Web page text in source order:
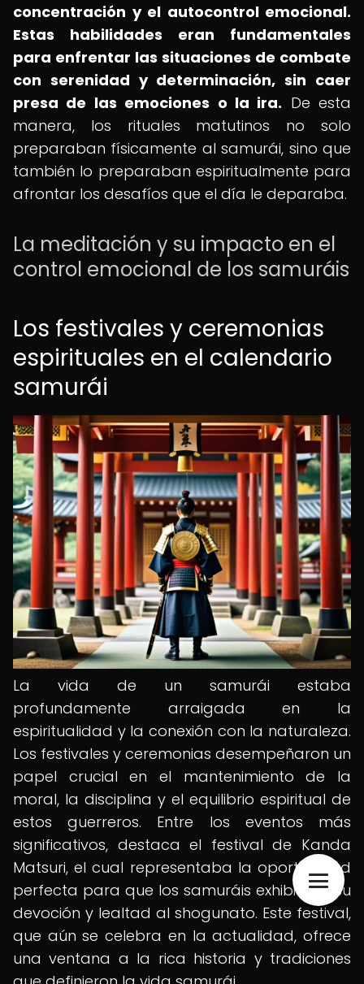
concentración y el autocontrol emocional.
Estas habilidades eran fundamentales
para enfrentar las situaciones de combate
con serenidad y determinación, sin caer
presa de las emociones o la ira. De esta
manera, los rituales matutinos no solo
preparaban físicamente al samurái, sino que
también lo preparaban espiritualmente para
afrontar los desafíos que el día le deparaba.
La meditación y su impacto en el
control emocional de los samuráis
Los festivales y ceremonias
espirituales en el calendario
samurái
La vida de un samurái estaba
profundamente arraigada en la
espiritualidad y la conexión con la naturaleza.
Los festivales y ceremonias desempeñaron un
papel crucial en el mantenimiento de la
moral, la disciplina y el equilibrio espiritual de
estos guerreros. Entre los eventos más
significativos, destaca el festival de Kanda
Matsuri, el cual representaba la oportunidad
perfecta para que los samuráis exhibieran su
devoción y lealtad al shogunato. Este festival,
que aún se celebra en la actualidad, ofrece
una ventana a la rica historia y tradiciones